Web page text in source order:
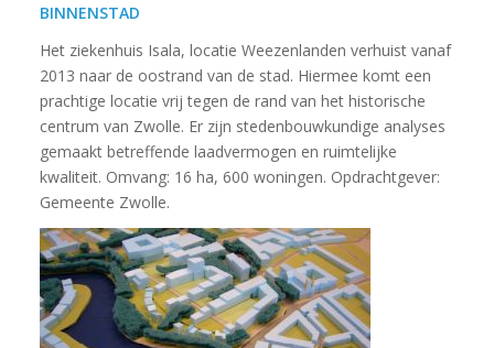
BINNENSTAD
Het ziekenhuis Isala, locatie Weezenlanden verhuist vanaf
2013 naar de oostrand van de stad. Hiermee komt een
prachtige locatie vrij tegen de rand van het historische
centrum van Zwolle. Er zijn stedenbouwkundige analyses
gemaakt betreffende laadvermogen en ruimtelijke
kwaliteit. Omvang: 16 ha, 600 woningen. Opdrachtgever:
Gemeente Zwolle.